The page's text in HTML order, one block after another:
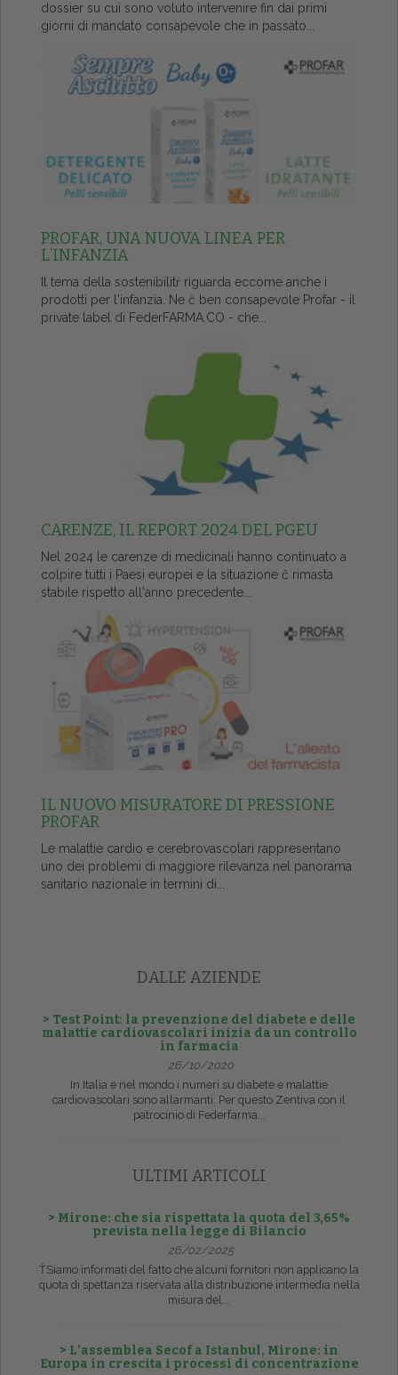
dossier su cui sono voluto intervenire fin dai primi
giorni di mandato consapevole che in passato...
PROFAR, UNA NUOVA LINEA PER
L’INFANZIA
Il tema della sostenibilitŕ riguarda eccome anche i
prodotti per l'infanzia. Ne č ben consapevole Profar - il
private label di FederFARMA.CO - che...
CARENZE, IL REPORT 2024 DEL PGEU
Nel 2024 le carenze di medicinali hanno continuato a
colpire tutti i Paesi europei e la situazione č rimasta
stabile rispetto all'anno precedente...
IL NUOVO MISURATORE DI PRESSIONE
PROFAR
Le malattie cardio e cerebrovascolari rappresentano
uno dei problemi di maggiore rilevanza nel panorama
sanitario nazionale in termini di...
DALLE AZIENDE
> Test Point: la prevenzione del diabete e delle
malattie cardiovascolari inizia da un controllo
in farmacia
26/10/2020
In Italia e nel mondo i numeri su diabete e malattie
cardiovascolari sono allarmanti. Per questo Zentiva con il
patrocinio di Federfarma...
ULTIMI ARTICOLI
> Mirone: che sia rispettata la quota del 3,65%
prevista nella legge di Bilancio
26/02/2025
ŤSiamo informati del fatto che alcuni fornitori non applicano la
quota di spettanza riservata alla distribuzione intermedia nella
misura del...
> L’assemblea Secof a Istanbul, Mirone: in
Europa in crescita i processi di concentrazione